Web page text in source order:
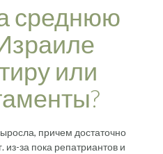
среднюю
или
причем достаточно
из-за пока репатриантов и